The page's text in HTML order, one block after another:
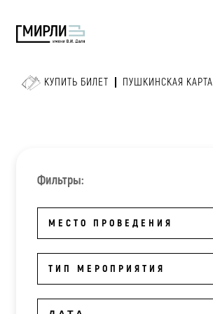
КУПИТЬ БИЛЕТ ПУШКИНСКАЯ КАРТА
Фильтры:
МЕСТО ПРОВЕДЕНИЯ
ТИП МЕРОПРИЯТИЯ